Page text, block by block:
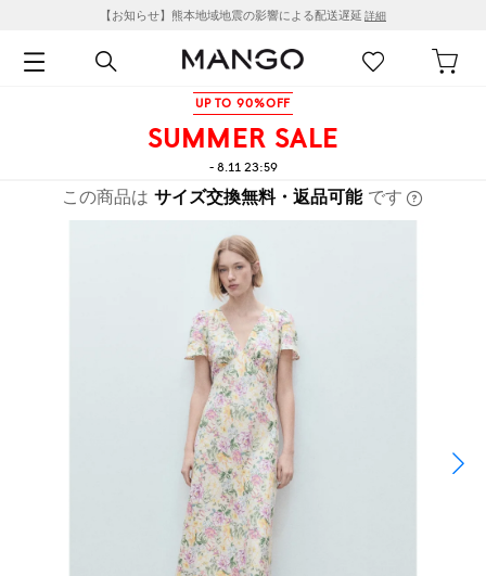
【お知らせ】熊本地域地震の影響による配送遅延 詳細
UP TO 90%OFF
SUMMER SALE
- 8.11 23:59
この商品は サイズ交換無料・返品可能 です